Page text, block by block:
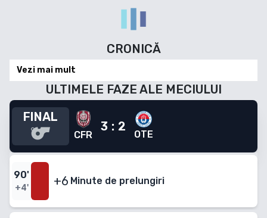
CRONICĂ
Vezi mai mult
ULTIMELE FAZE ALE MECIULUI
FINAL
CFR
3 : 2
OTE
90'
+4' +6 Minute de prelungiri